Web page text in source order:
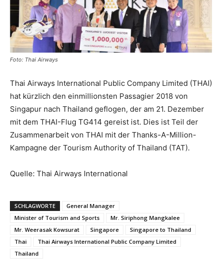
Reiseempfehlungen.
Foto: Thai Airways
Thai Airways International Public Company Limited (THAI)
hat kürzlich den einmillionsten Passagier 2018 von
Singapur nach Thailand geflogen, der am 21. Dezember
mit dem THAI-Flug TG414 gereist ist. Dies ist Teil der
Zusammenarbeit von THAI mit der Thanks-A-Million-
Kampagne der Tourism Authority of Thailand (TAT).
Quelle: Thai Airways International
SCHLAGWORTE
General Manager
Minister of Tourism and Sports
Mr. Siriphong Mangkalee
Mr. Weerasak Kowsurat
Singapore
Singapore to Thailand
Thai
Thai Airways International Public Company Limited
Thailand